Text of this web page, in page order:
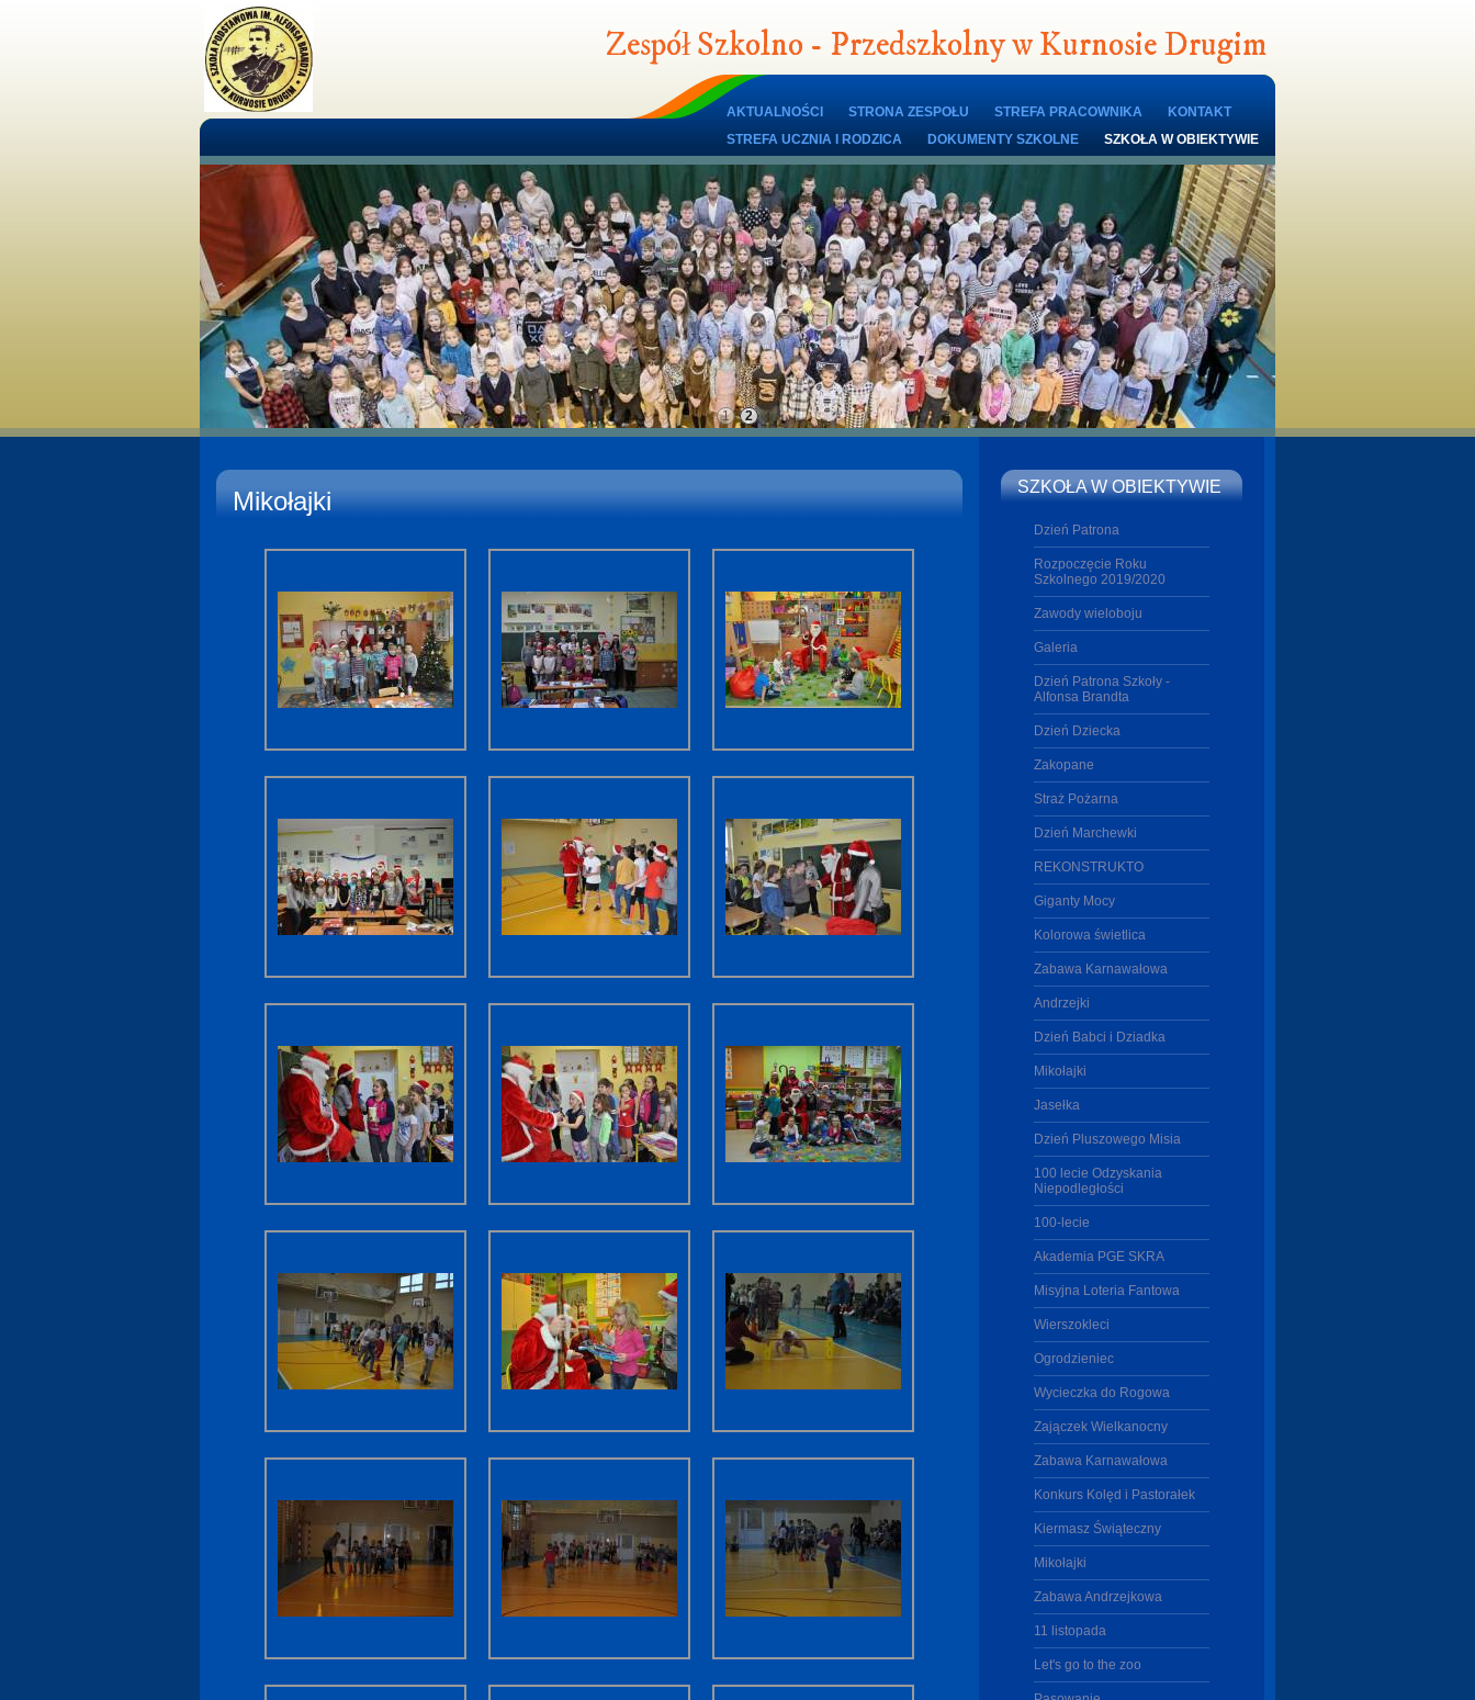
Zespół Szkolno - Przedszkolny w Kurnosie Drugim
AKTUALNOŚCI STRONA ZESPOŁU STREFA PRACOWNIKA
KONTAKT
STREFA UCZNIA I RODZICA
DOKUMENTY SZKOLNE SZKOŁA W OBIEKTYWIE
1 2
Mikołajki SZKOŁA W OBIEKTYWIE
Dzień Patrona
Rozpoczęcie Roku
Szkolnego 2019/2020
Zawody wieloboju
Galeria
Dzień Patrona Szkoły -
Alfonsa Brandta
Dzień Dziecka
Zakopane
Straż Pożarna
Dzień Marchewki
REKONSTRUKTO
Giganty Mocy
Kolorowa świetlica
Zabawa Karnawałowa
Andrzejki
Dzień Babci i Dziadka
Mikołajki
Jasełka
Dzień Pluszowego Misia
100 lecie Odzyskania
Niepodległości
100-lecie
Akademia PGE SKRA
Misyjna Loteria Fantowa
Wierszokleci
Ogrodzieniec
Wycieczka do Rogowa
Zajączek Wielkanocny
Zabawa Karnawałowa
Konkurs Kolęd i Pastorałek
Kiermasz Świąteczny
Mikołajki
Zabawa Andrzejkowa
11 listopada
Let's go to the zoo